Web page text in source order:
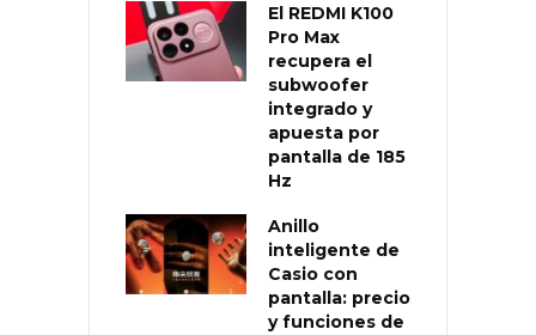
El REDMI K100
Pro Max
recupera el
subwoofer
integrado y
apuesta por
pantalla de 185
Hz
Anillo
inteligente de
Casio con
pantalla: precio
y funciones de